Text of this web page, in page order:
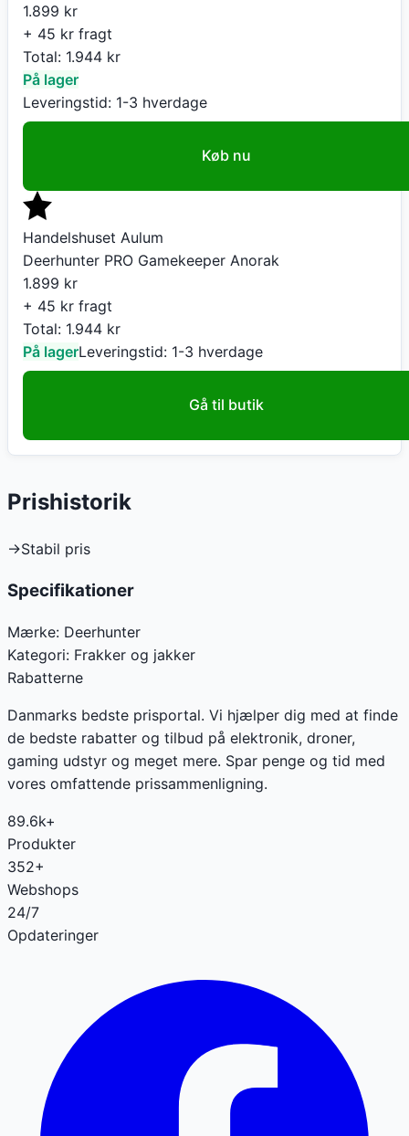
1.899 kr
+ 45 kr fragt
Total: 1.944 kr
På lager
Leveringstid: 1-3 hverdage
Køb nu
Handelshuset Aulum
Deerhunter PRO Gamekeeper Anorak
1.899 kr
+ 45 kr fragt
Total: 1.944 kr
På lagerLeveringstid: 1-3 hverdage
Gå til butik
Prishistorik
→Stabil pris
Specifikationer
Mærke: Deerhunter
Kategori: Frakker og jakker
Rabatterne
Danmarks bedste prisportal. Vi hjælper dig med at finde
de bedste rabatter og tilbud på elektronik, droner,
gaming udstyr og meget mere. Spar penge og tid med
vores omfattende prissammenligning.
89.6k+
Produkter
352+
Webshops
24/7
Opdateringer